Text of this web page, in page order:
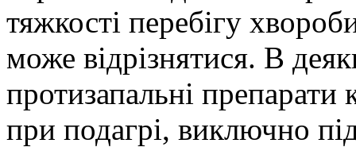
тяжкості перебігу
може відрізнятися. В
протизапальні
при подагрі, виключно